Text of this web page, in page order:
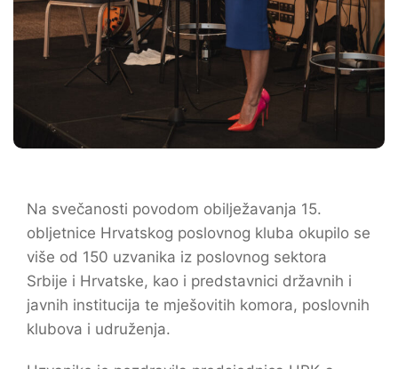
Na svečanosti povodom obilježavanja 15.
obljetnice Hrvatskog poslovnog kluba okupilo se
više od 150 uzvanika iz poslovnog sektora
Srbije i Hrvatske, kao i predstavnici državnih i
javnih institucija te mješovitih komora, poslovnih
klubova i udruženja.